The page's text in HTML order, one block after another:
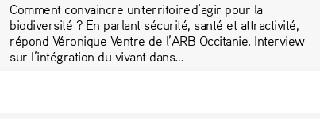
Comment convaincre un territoire d’agir pour la
biodiversité ? En parlant sécurité, santé et attractivité,
répond Véronique Ventre de l’ARB Occitanie. Interview
sur l’intégration du vivant dans…